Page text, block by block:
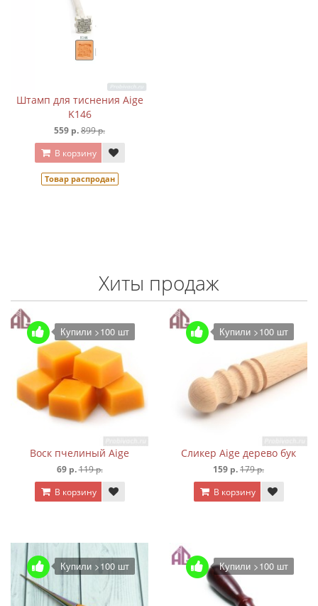
Штамп для тиснения Aige
K146
559 р.899 р.
В корзину
Товар распродан
Хиты продаж
Купили >100 шт
Воск пчелиный Aige
69 р.119 р.
В корзину
Купили >100 шт
Сликер Aige дерево бук
159 р.179 р.
В корзину
Купили >100 шт Купили >100 шт